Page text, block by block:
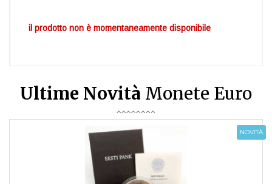
il prodotto non è momentaneamente disponibile
Ultime Novità Monete Euro
NOVITÀ